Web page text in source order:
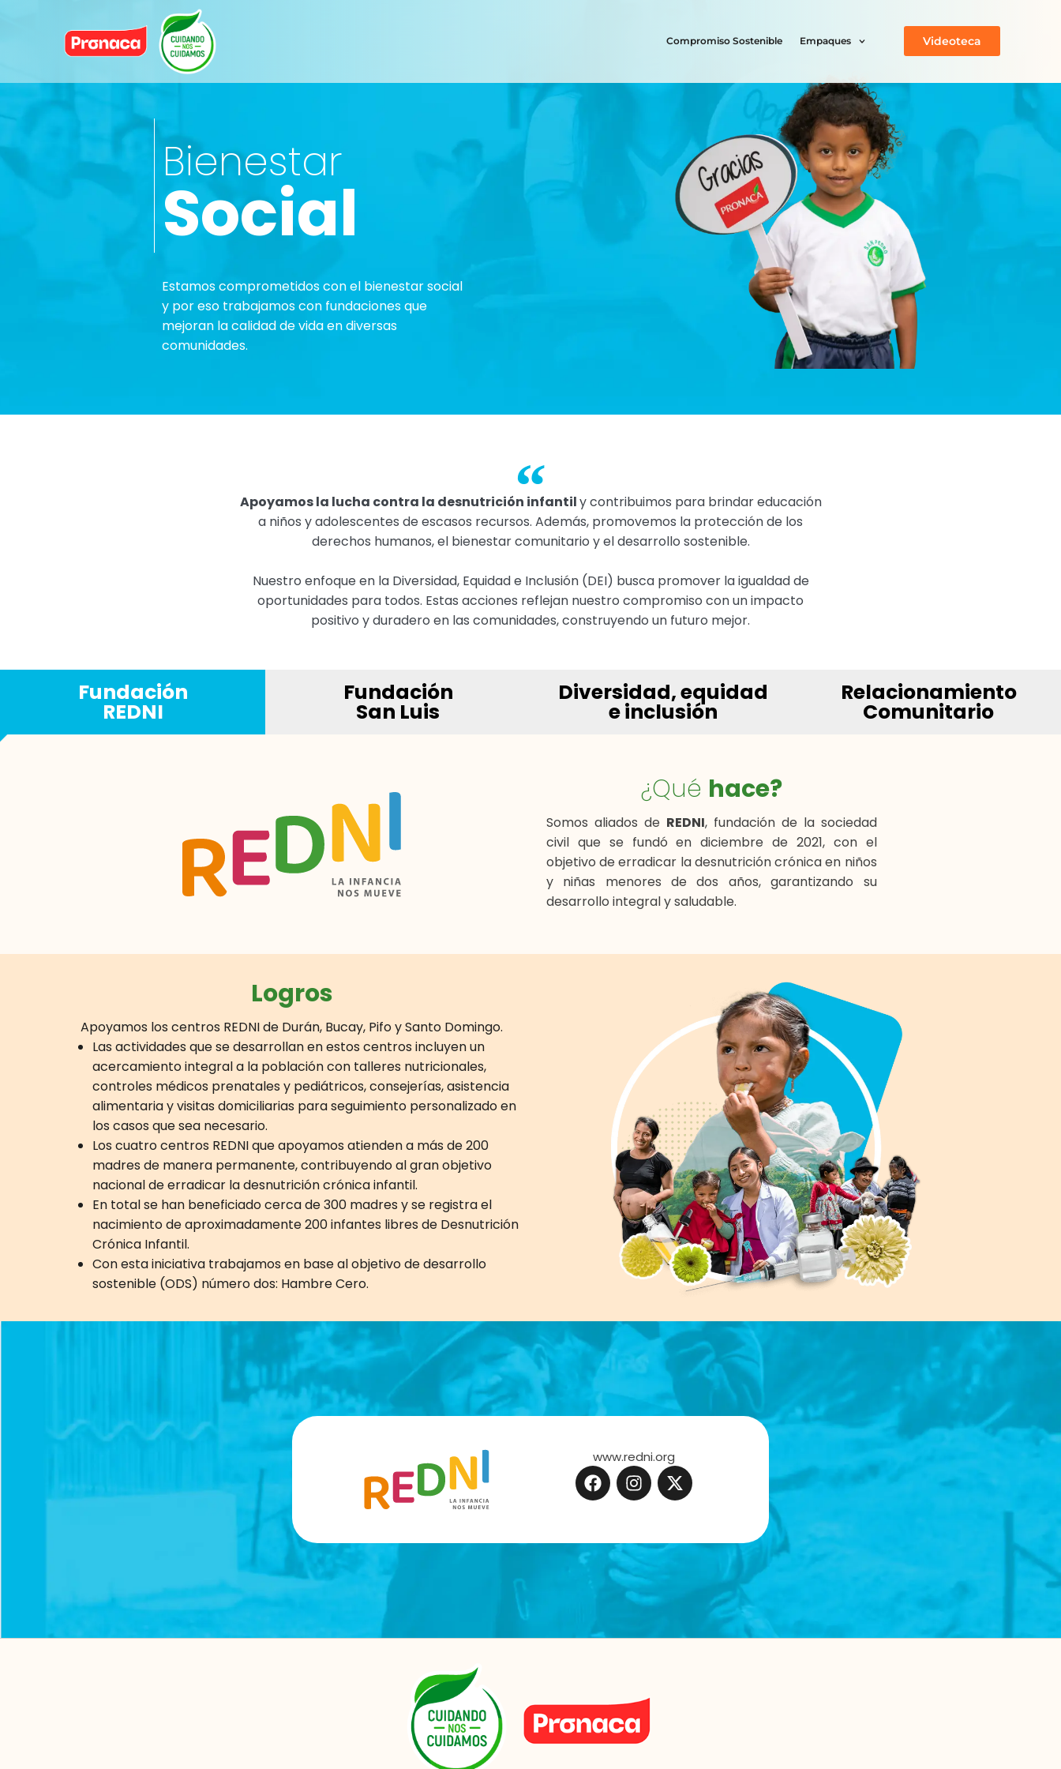
Compromiso Sostenible Empaques Videoteca
Bienestar
Social
Estamos comprometidos con el bienestar social
y por eso trabajamos con fundaciones que
mejoran la calidad de vida en diversas
comunidades.
Apoyamos la lucha contra la desnutrición infantily contribuimos para brindar educación
a niños y adolescentes de escasos recursos. Además, promovemos la protección de los
derechos humanos, el bienestar comunitario y el desarrollo sostenible.
Nuestro enfoque en la Diversidad, Equidad e Inclusión (DEI) busca promover la igualdad de
oportunidades para todos. Estas acciones reflejan nuestro compromiso con un impacto
positivo y duradero en las comunidades, construyendo un futuro mejor.
Fundación
REDNI
Fundación
San Luis
Diversidad, equidad
e inclusión
Relacionamiento
Comunitario
¿Qué hace?
Somos aliados de REDNI, fundación de la sociedad
civil que se fundó en diciembre de 2021, con el
objetivo de erradicar la desnutrición crónica en niños
y niñas menores de dos años, garantizando su
desarrollo integral y saludable.
Logros
Apoyamos los centros REDNI de Durán, Bucay, Pifo y Santo Domingo.
Las actividades que se desarrollan en estos centros incluyen un
acercamiento integral a la población con talleres nutricionales,
controles médicos prenatales y pediátricos, consejerías, asistencia
alimentaria y visitas domiciliarias para seguimiento personalizado en
los casos que sea necesario.
Los cuatro centros REDNI que apoyamos atienden a más de 200
madres de manera permanente, contribuyendo al gran objetivo
nacional de erradicar la desnutrición crónica infantil.
En total se han beneficiado cerca de 300 madres y se registra el
nacimiento de aproximadamente 200 infantes libres de Desnutrición
Crónica Infantil.
Con esta iniciativa trabajamos en base al objetivo de desarrollo
sostenible (ODS) número dos: Hambre Cero.
www.redni.org